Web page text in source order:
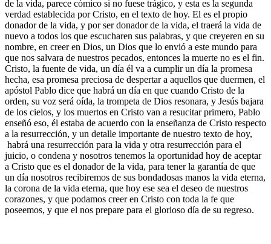
de la vida, parece cómico si no fuese trágico, y esta es la segunda
verdad establecida por Cristo, en el texto de hoy. El es el propio
donador de la vida, y por ser donador de la vida, el traerá la vida de
nuevo a todos los que escucharen sus palabras, y que creyeren en su
nombre, en creer en Dios, un Dios que lo envió a este mundo para
que nos salvara de nuestros pecados, entonces la muerte no es el fin.
Cristo, la fuente de vida, un día él va a cumplir un día la promesa
hecha, esa promesa preciosa de despertar a aquellos que duermen, el
apóstol Pablo dice que habrá un día en que cuando Cristo de la
orden, su voz será oída, la trompeta de Dios resonara, y Jesús bajara
de los cielos, y los muertos en Cristo van a resucitar primero, Pablo
enseñó eso, él estaba de acuerdo con la enseñanza de Cristo respecto
a la resurrección, y un detalle importante de nuestro texto de hoy,
habrá una resurrección para la vida y otra resurrección para el
juicio, o condena y nosotros tenemos la oportunidad hoy de aceptar
a Cristo que es el donador de la vida, para tener la garantía de que
un día nosotros recibiremos de sus bondadosas manos la vida eterna,
la corona de la vida eterna, que hoy ese sea el deseo de nuestros
corazones, y que podamos creer en Cristo con toda la fe que
poseemos, y que el nos prepare para el glorioso día de su regreso.